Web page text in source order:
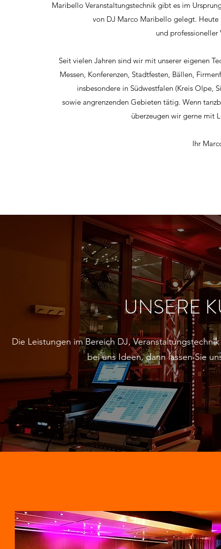
Maribello Veranstaltungstechnik gibt es im
von DJ Marco Maribello gelegt. Heute
und professioneller
Seit vielen Jahren sind wir mit unserer eigenen
Messen, Konferenzen, Stadtfesten, Bällen,
insbesondere in Südwestfalen (Kreis Olpe,
sowie angrenzenden Gebieten tätig. Wenn
überzeugen wir gerne mit
Ihr
UNSERE
Die Leistungen im Bereich DJ,
bei uns Ideen, dann lassen Sie